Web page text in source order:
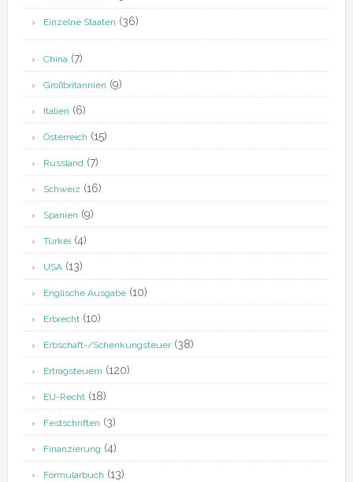
Einzelne Staaten (36)
China(7)
Großbritannien (9)
Italien (6)
Österreich (15)
Russland(7)
Schweiz (16)
Spanien (9)
Türkei (4)
USA(13)
Englische Ausgabe(10)
Erbrecht(10)
Erbschaft-/Schenkungsteuer(38)
Ertragsteuern (120)
EU-Recht(18)
Festschriften (3)
Finanzierung (4)
Formularbuch (13)